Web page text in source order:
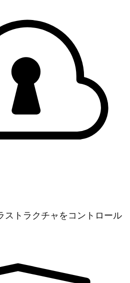
ストラクチャをコントロール